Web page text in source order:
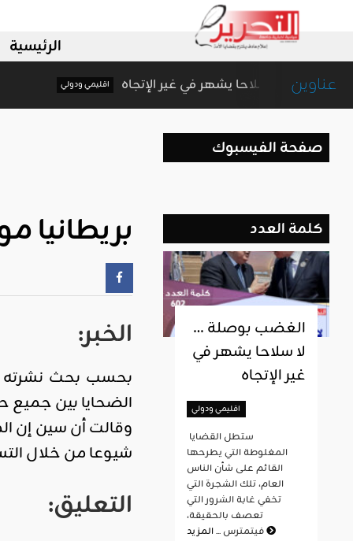
الرئيسية
عناوين اقليمي ودولي الغضب بوصلة … لا سلاحا يشهر في غير الإتجاه
بريطانيا
الخبر:
الضحايا بين جميع
وقالت أن سين إن
شيوعا من خلال التسول
التعليق:
صفحة الفيسبوك
كلمة العدد
الغضب بوصلة …
لا سلاحا يشهر في
غير الإتجاه
اقليمي ودولي
المغلوطة التي يطرحها
القائم على شأن الناس
العام، تلك الشجرة التي
تخفي غابة الشرور التي
تعصف بالحقيقة،
فيتمترس ...المزيد